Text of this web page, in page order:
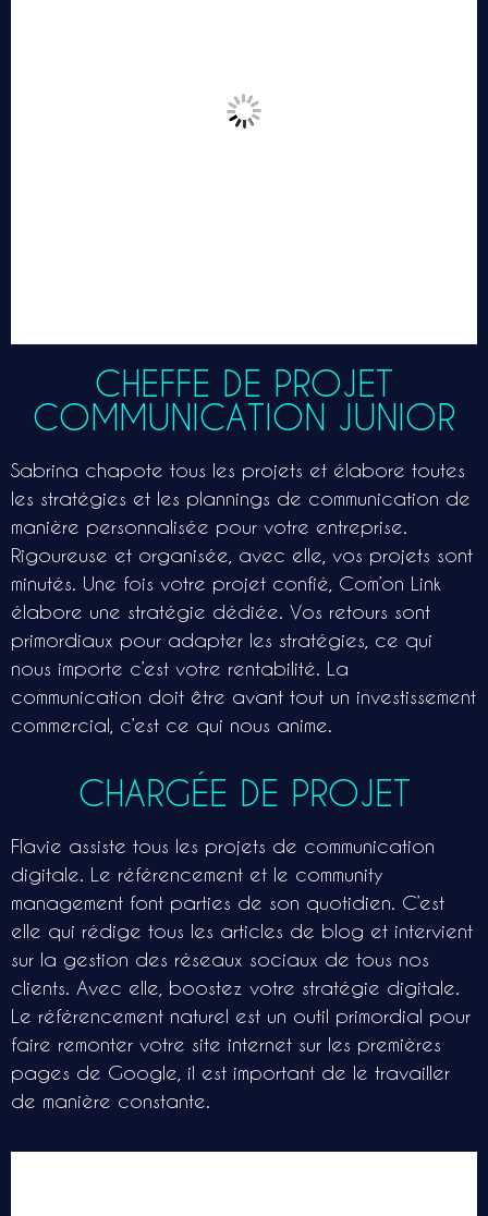
CHEFFE DE PROJET
COMMUNICATION JUNIOR
Sabrina chapote tous les projets et élabore toutes
les stratégies et les plannings de communication de
manière personnalisée pour votre entreprise.
Rigoureuse et organisée, avec elle, vos projets sont
minutés. Une fois votre projet confié, Com’on Link
élabore une stratégie dédiée. Vos retours sont
primordiaux pour adapter les stratégies, ce qui
nous importe c’est votre rentabilité. La
communication doit être avant tout un investissement
commercial, c’est ce qui nous anime.
CHARGÉE DE PROJET
Flavie assiste tous les projets de communication
digitale. Le référencement et le community
management font parties de son quotidien. C’est
elle qui rédige tous les articles de blog et intervient
sur la gestion des réseaux sociaux de tous nos
clients. Avec elle, boostez votre stratégie digitale.
Le référencement naturel est un outil primordial pour
faire remonter votre site internet sur les premières
pages de Google, il est important de le travailler
de manière constante.